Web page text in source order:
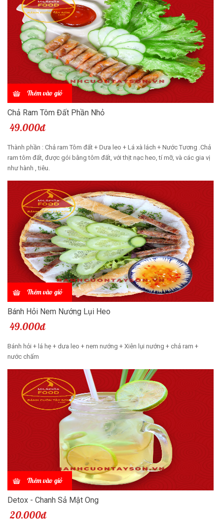
Thêm vào giỏ
Chả Ram Tôm Đất Phần Nhỏ
49.000đ
Thành phần : Chả ram Tôm đất + Dưa leo + Lá xà lách + Nước Tương .Chả
ram tôm đất, được gói bằng tôm đất, với thịt nạc heo, tí mỡ, và các gia vị
như hành , tiêu.
Thêm vào giỏ
Bánh Hỏi Nem Nướng Lụi Heo
49.000đ
Bánh hỏi + lá hẹ + dưa leo + nem nướng + Xiên lụi nướng + chả ram +
nước chấm
Thêm vào giỏ
Detox - Chanh Sả Mật Ong
20.000đ